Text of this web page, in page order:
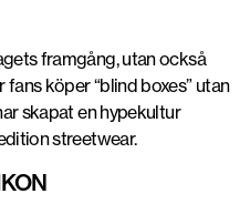
framgång, utan också
köper “blind boxes” utan
skapat en hypekultur
streetwear.